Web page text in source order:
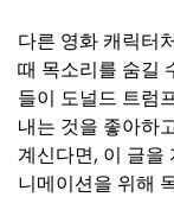
다른 영화 캐릭터
때 목소리를 숨길
들이 도널드 트럼
내는 것을 좋아하
계신다면, 이 글을
니메이션을 위해